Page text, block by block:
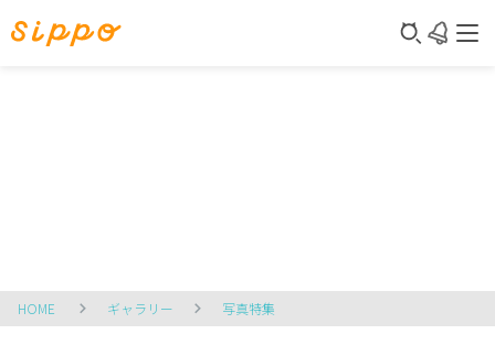
HOME ギャラリー 写真特集